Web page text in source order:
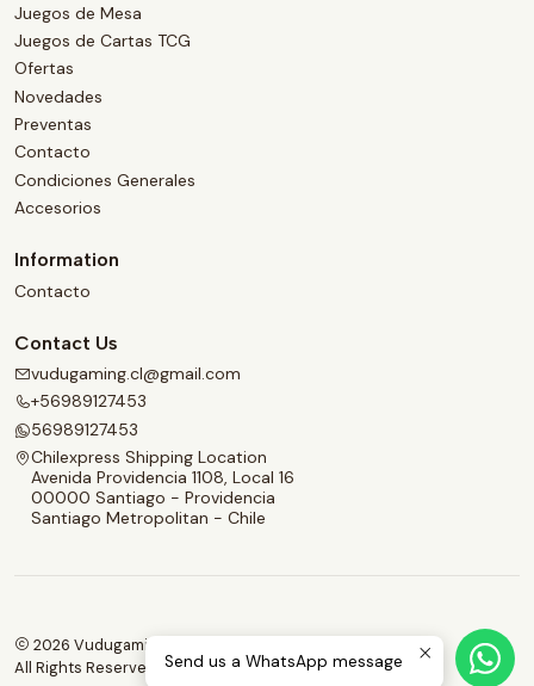
Juegos de Mesa
Juegos de Cartas TCG
Ofertas
Novedades
Preventas
Contacto
Condiciones Generales
Accesorios
Information
Contacto
Contact Us
vudugaming.cl@gmail.com
+56989127453
56989127453
Chilexpress Shipping Location
Avenida Providencia 1108, Local 16
00000 Santiago - Providencia
Santiago Metropolitan - Chile
2026 Vudugaming.
All Rights Reserved.
Powered by Jumpseller.
Send us a WhatsApp message